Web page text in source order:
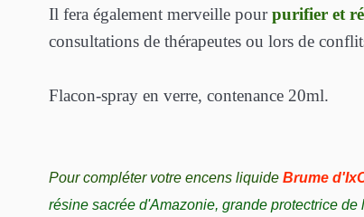
Il fera également merveille pourpurifier et
consultations de thérapeutes ou lors de
Flacon-spray en verre, contenance 20ml.
Pour compléter votre encens liquide Brume
résine sacrée d'Amazonie, grande protectrice